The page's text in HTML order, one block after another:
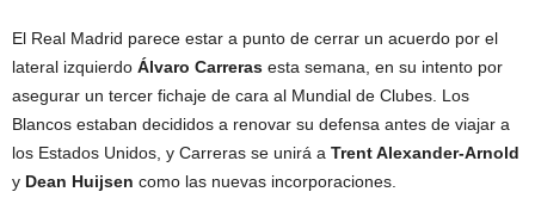
El Real Madrid parece estar a punto de cerrar un acuerdo por el
lateral izquierdo Álvaro Carreras esta semana, en su intento por
asegurar un tercer fichaje de cara al Mundial de Clubes. Los
Blancos estaban decididos a renovar su defensa antes de viajar a
los Estados Unidos, y Carreras se unirá a Trent Alexander-Arnold
y Dean Huijsen como las nuevas incorporaciones.